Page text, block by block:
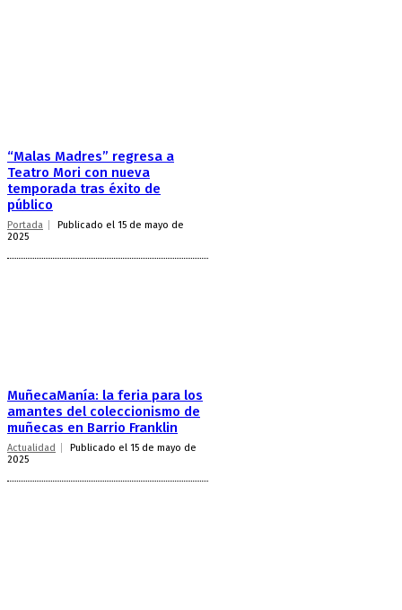
“Malas Madres” regresa a
Teatro Mori con nueva
temporada tras éxito de
público
Portada
Publicado el 15 de mayo de
2025
MuñecaManía: la feria para los
amantes del coleccionismo de
muñecas en Barrio Franklin
Actualidad
Publicado el 15 de mayo de
2025